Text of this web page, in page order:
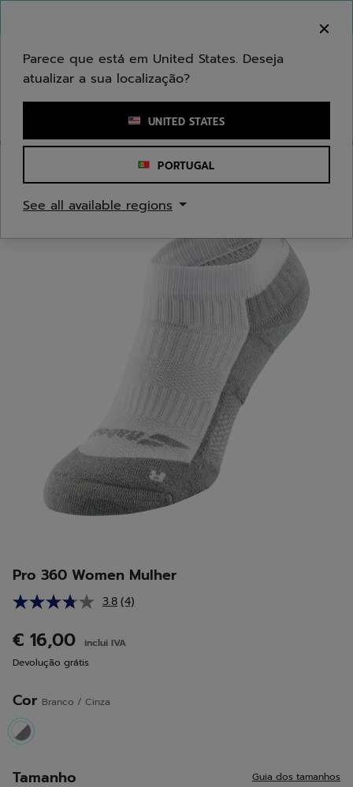
Introduzir uma palavra-chave ou um número de artigo
Pro 360 Women Mulher
3.8 Leu
Link
(4)
€ 16,00
inclui IVA
Devolução grátis
Cor Branco / Cinza
selected
Tamanho Guia dos tamanhos
Parece que está em United States. Deseja
atualizar a sua localização?
UNITED STATES
PORTUGAL
See all available regions